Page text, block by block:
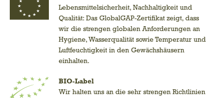
Lebensmittelsicherheit, Nachhaltigkeit und
Qualität: Das GlobalGAP-Zertifikat zeigt, dass
wir die strengen globalen Anforderungen an
Hygiene, Wasserqualität sowie Temperatur und
Luftfeuchtigkeit in den Gewächshäusern
einhalten.
BIO-Label
Wir halten uns an die sehr strengen Richtlinien